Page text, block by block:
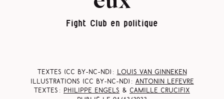
Fight Club en politique
Textes (CC BY-NC-ND) :
Louis Van Ginneken
Illustrations (CC BY-NC-ND) : Antonin Lefevre
Textes : Philippe Engels & Camille Crucifix